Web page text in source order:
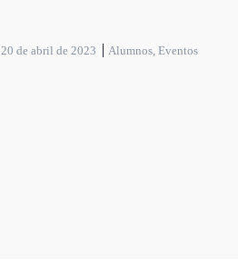
20 de abril de 2023 Alumnos, Eventos